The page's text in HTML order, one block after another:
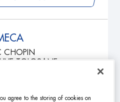
CHOPIN
TOLOSANE
agree to the storing of cookies on